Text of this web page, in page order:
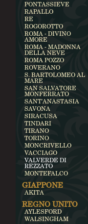
PONTASSIEVE
RAPALLO
RE
ROGOROTTO
ROMA - DIVINO
AMORE
ROMA - MADONNA
DELLA NEVE
ROMA POZZO
ROVERANO
S. BARTOLOMEO AL
MARE
SAN SALVATORE
MONFERRATO
SANT'ANASTASIA
SAVONA
SIRACUSA
TINDARI
TIRANO
TORINO
MONCRIVELLO
VACCIAGO
VALVERDE DI
REZZATO
MONTEFALCO
GIAPPONE
AKITA
REGNO UNITO
AYLESFORD
WALSINGHAM